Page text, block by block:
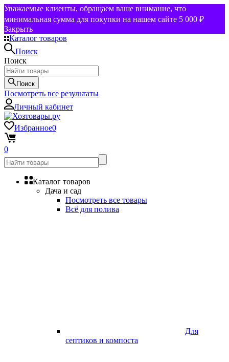
Уважаемые клиенты, обращаем ваше внимание, что
минимальная сумма для покупки на нашем сайте 5 000 ₽
Закрыть
Каталог товаров
Поиск
Поиск
Поиск
Посмотреть все результаты
Личный кабинет
Избранное0
0
Каталог товаров
Дача и сад
Посмотреть все товары
Всё для полива
Для
септиков и компоста